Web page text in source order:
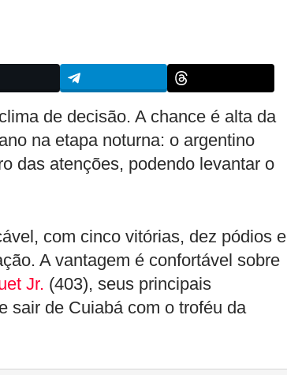
de decisão. A chance é alta da
na etapa noturna: o argentino
das atenções, podendo levantar o
com cinco vitórias, dez pódios e
A vantagem é confortável sobre
Jr. (403), seus principais
sair de Cuiabá com o troféu da